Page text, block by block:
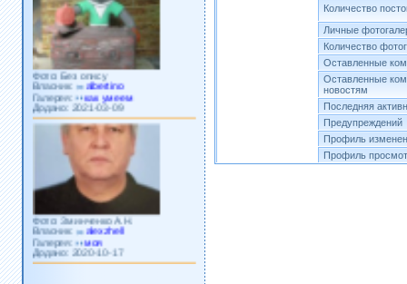
Фото: Без опису
Власник:
albertino
Галерея:
как умеем
Додано: 2021-03-09
Фото: Зминченко А.Н.
Власник:
alexzhell
Галерея:
моя
Додано: 2020-10-17
Количество
Личные
Количество
Оставленные
Оставленные
новостям
Последняя
Предупреждений
Профиль
Профиль